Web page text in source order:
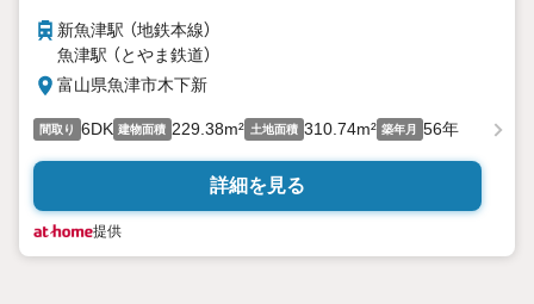
新魚津駅 （地鉄本線）
魚津駅 （とやま鉄道）
富山県魚津市木下新
間取り 6DK 建物面積 229.38m² 土地面積 310.74m² 築年月 56年
詳細を見る
提供